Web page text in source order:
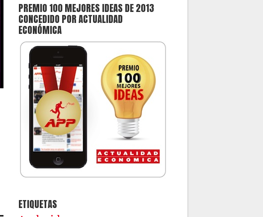
PREMIO 100 MEJORES IDEAS DE 2013
CONCEDIDO POR ACTUALIDAD
ECONÓMICA
ETIQUETAS